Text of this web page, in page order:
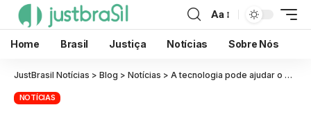
Aa
Home Brasil Justiça Notícias Sobre Nós
JustBrasil Notícias > Blog > Notícias > A tecnologia pode ajudar o meio ambiente? Saiba mais sobre os usos sustentáveis de Inteligência Artificial
NOTÍCIAS